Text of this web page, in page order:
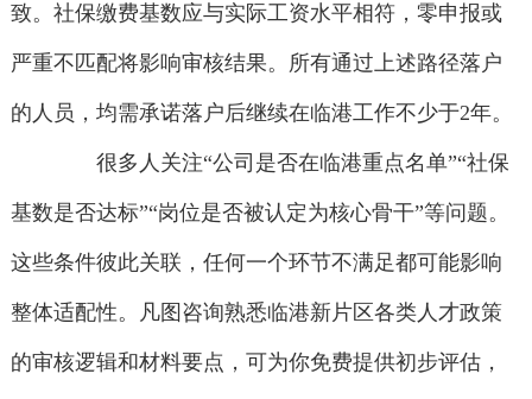
致。社保缴费基数应与实际工资水平相符，零申报或
严重不匹配将影响审核结果。所有通过上述路径落户
的人员，均需承诺落户后继续在临港工作不少于2年。
很多人关注“公司是否在临港重点名单”“社保
基数是否达标”“岗位是否被认定为核心骨干”等问题。
这些条件彼此关联，任何一个环节不满足都可能影响
整体适配性。凡图咨询熟悉临港新片区各类人才政策
的审核逻辑和材料要点，可为你免费提供初步评估，